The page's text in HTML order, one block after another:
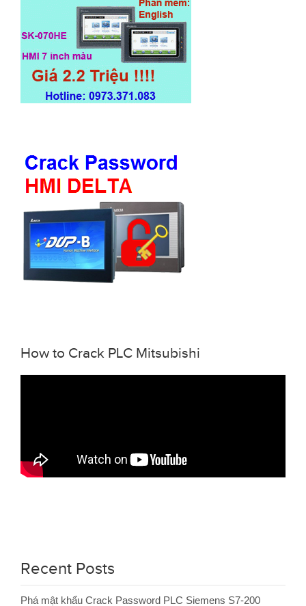
How to Crack PLC Mitsubishi
Recent Posts
Phá mật khẩu Crack Password PLC Siemens S7-200